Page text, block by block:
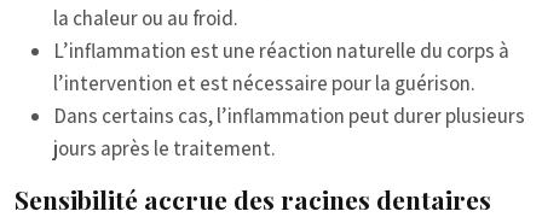
la chaleur ou au froid.
L’inflammation est une réaction naturelle du corps à
l’intervention et est nécessaire pour la guérison.
Dans certains cas, l’inflammation peut durer plusieurs
jours après le traitement.
Sensibilité accrue des racines dentaires